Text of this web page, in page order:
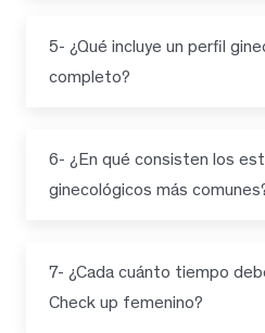
5- ¿Qué incluye un perfil
completo?
6- ¿En qué consisten los
ginecológicos más
7- ¿Cada cuánto tiempo
Check up femenino?